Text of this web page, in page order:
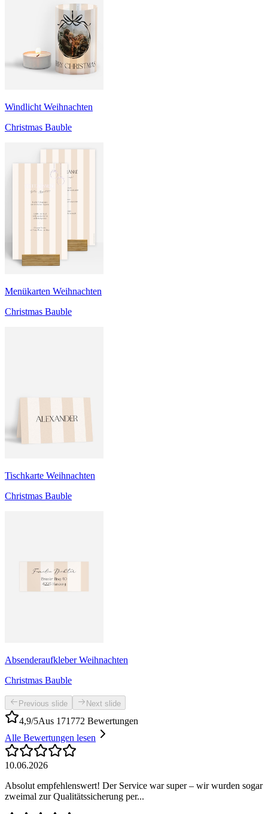
Windlicht Weihnachten
Christmas Bauble
Menükarten Weihnachten
Christmas Bauble
Tischkarte Weihnachten
Christmas Bauble
Absenderaufkleber Weihnachten
Christmas Bauble
Previous slide Next slide
4,9/5Aus 171772 Bewertungen
Alle Bewertungen lesen
10.06.2026
Absolut empfehlenswert! Der Service war super – wir wurden sogar
zweimal zur Qualitätssicherung per...